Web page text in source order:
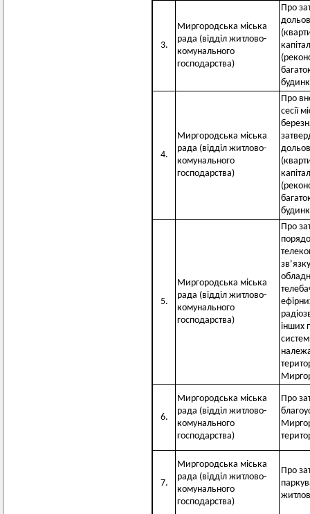
3.
Миргородська міська
рада (відділ житлово-
комунального
господарства)
Про
4.
Миргородська міська
рада (відділ житлово-
комунального
господарства)
Про
сесії
5.
Миргородська міська
рада (відділ житлово-
комунального
господарства)
Про
інших
6.
Миргородська міська
рада (відділ житлово-
комунального
господарства)
Про
7.
Миргородська міська
рада (відділ житлово-
комунального
господарства)
Про